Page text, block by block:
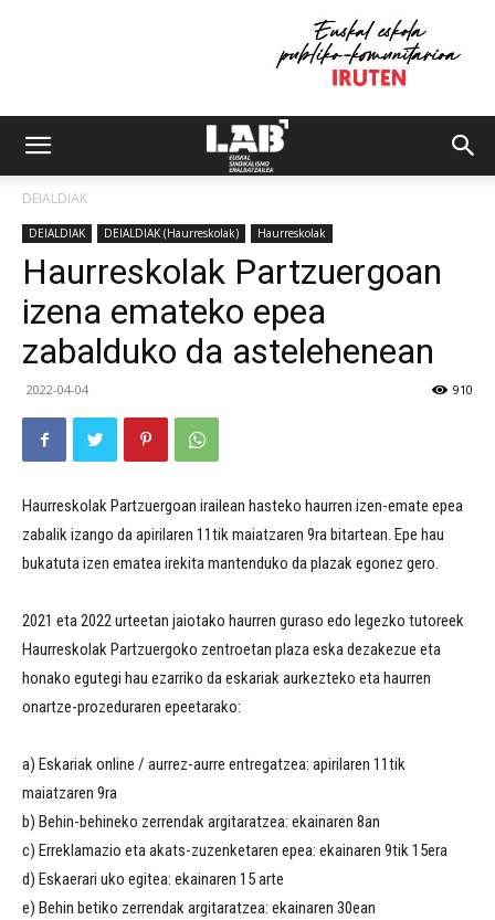
DEIALDIAK
DEIALDIAK DEIALDIAK (Haurreskolak) Haurreskolak
Haurreskolak Partzuergoan
izena emateko epea
zabalduko da astelehenean
2022-04-04 910
Haurreskolak Partzuergoan irailean hasteko haurren izen-emate epea
zabalik izango da apirilaren 11tik maiatzaren 9ra bitartean. Epe hau
bukatuta izen ematea irekita mantenduko da plazak egonez gero.
2021 eta 2022 urteetan jaiotako haurren guraso edo legezko tutoreek
Haurreskolak Partzuergoko zentroetan plaza eska dezakezue eta
honako egutegi hau ezarriko da eskariak aurkezteko eta haurren
onartze-prozeduraren epeetarako:
a) Eskariak online / aurrez-aurre entregatzea: apirilaren 11tik
maiatzaren 9ra
b) Behin-behineko zerrendak argitaratzea: ekainaren 8an
c) Erreklamazio eta akats-zuzenketaren epea: ekainaren 9tik 15era
d) Eskaerari uko egitea: ekainaren 15 arte
e) Behin betiko zerrendak argitaratzea: ekainaren 30ean